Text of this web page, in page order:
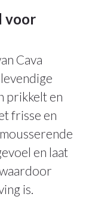
voor
Cava
prikkelt en
frisse en
en laat
is.